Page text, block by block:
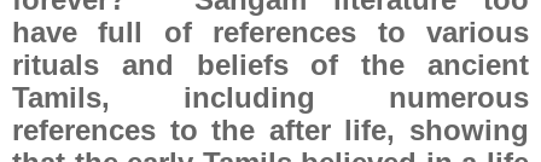
have full of references to various
rituals and beliefs of the ancient
Tamils, including numerous
references to the after life, showing